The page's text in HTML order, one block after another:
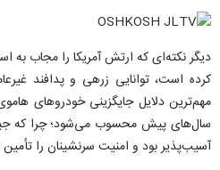
کرده است، توانایی زرهی و پدافند
مهم‌ترین دلایل جایگزینی خودروهای
سال‌های پیش محسوب می‌شود؛ چرا که
آسیب‌پذیر بود و امنیت سرنشینان را